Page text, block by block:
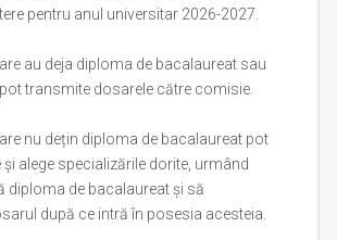
pentru anul universitar 2026-2027.
au deja diploma de bacalaureat sau
transmite dosarele către comisie.
nu dețin diploma de bacalaureat pot
alege specializările dorite, urmând
diploma de bacalaureat și să
după ce intră în posesia acesteia.